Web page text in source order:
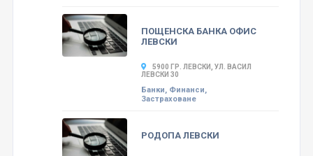
ПОЩЕНСКА БАНКА ОФИС
ЛЕВСКИ
5900 ГР. ЛЕВСКИ, УЛ. ВАСИЛ
ЛЕВСКИ 30
Банки, Финанси,
Застраховане
РОДОПА ЛЕВСКИ